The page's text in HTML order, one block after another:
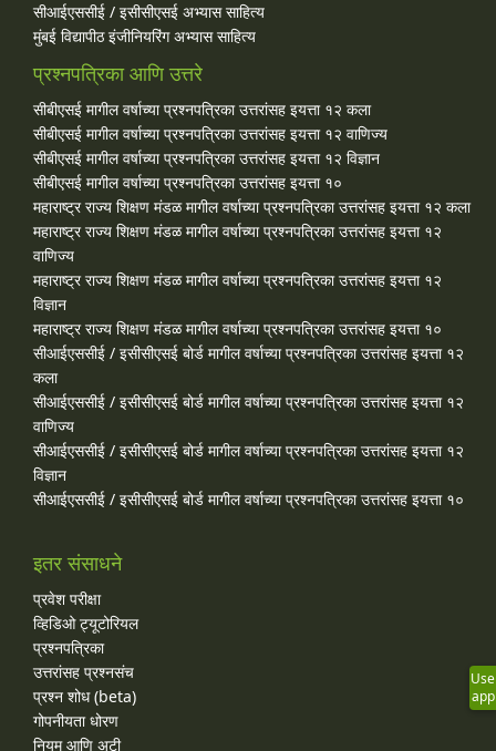
सीआईएससीई / इसीसीएसई अभ्यास साहित्य
मुंबई विद्यापीठ इंजीनियरिंग अभ्यास साहित्य
प्रश्नपत्रिका आणि उत्तरे
सीबीएसई मागील वर्षाच्या प्रश्‍नपत्रिका उत्तरांसह इयत्ता १२ कला
सीबीएसई मागील वर्षाच्या प्रश्‍नपत्रिका उत्तरांसह इयत्ता १२ वाणिज्य
सीबीएसई मागील वर्षाच्या प्रश्‍नपत्रिका उत्तरांसह इयत्ता १२ विज्ञान
सीबीएसई मागील वर्षाच्या प्रश्‍नपत्रिका उत्तरांसह इयत्ता १०
महाराष्ट्र राज्य शिक्षण मंडळ मागील वर्षाच्या प्रश्‍नपत्रिका उत्तरांसह इयत्ता १२ कला
महाराष्ट्र राज्य शिक्षण मंडळ मागील वर्षाच्या प्रश्‍नपत्रिका उत्तरांसह इयत्ता १२
वाणिज्य
महाराष्ट्र राज्य शिक्षण मंडळ मागील वर्षाच्या प्रश्‍नपत्रिका उत्तरांसह इयत्ता १२
विज्ञान
महाराष्ट्र राज्य शिक्षण मंडळ मागील वर्षाच्या प्रश्‍नपत्रिका उत्तरांसह इयत्ता १०
सीआईएससीई / इसीसीएसई बोर्ड मागील वर्षाच्या प्रश्‍नपत्रिका उत्तरांसह इयत्ता १२
कला
सीआईएससीई / इसीसीएसई बोर्ड मागील वर्षाच्या प्रश्‍नपत्रिका उत्तरांसह इयत्ता १२
वाणिज्य
सीआईएससीई / इसीसीएसई बोर्ड मागील वर्षाच्या प्रश्‍नपत्रिका उत्तरांसह इयत्ता १२
विज्ञान
सीआईएससीई / इसीसीएसई बोर्ड मागील वर्षाच्या प्रश्‍नपत्रिका उत्तरांसह इयत्ता १०
इतर संसाधने
प्रवेश परीक्षा
व्हिडिओ ट्यूटोरियल
प्रश्नपत्रिका
उत्तरांसह प्रश्नसंच
प्रश्न शोध (beta)
गोपनीयता धोरण
नियम आणि अटी
Use
app